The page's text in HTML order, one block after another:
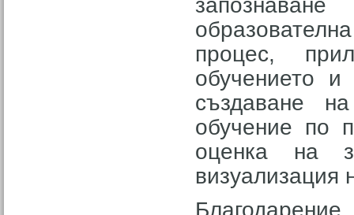
процес,
обучението
създаване
обучение по
оценка на
визуализация